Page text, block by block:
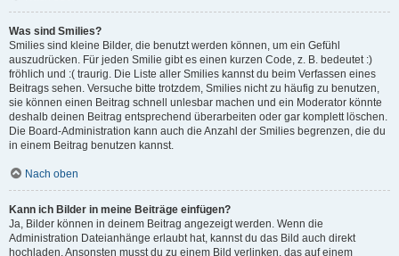
Was sind Smilies?
Smilies sind kleine Bilder, die benutzt werden können, um ein Gefühl
auszudrücken. Für jeden Smilie gibt es einen kurzen Code, z. B. bedeutet :)
fröhlich und :( traurig. Die Liste aller Smilies kannst du beim Verfassen eines
Beitrags sehen. Versuche bitte trotzdem, Smilies nicht zu häufig zu benutzen,
sie können einen Beitrag schnell unlesbar machen und ein Moderator könnte
deshalb deinen Beitrag entsprechend überarbeiten oder gar komplett löschen.
Die Board-Administration kann auch die Anzahl der Smilies begrenzen, die du
in einem Beitrag benutzen kannst.
Nach oben
Kann ich Bilder in meine Beiträge einfügen?
Ja, Bilder können in deinem Beitrag angezeigt werden. Wenn die
Administration Dateianhänge erlaubt hat, kannst du das Bild auch direkt
hochladen. Ansonsten musst du zu einem Bild verlinken, das auf einem